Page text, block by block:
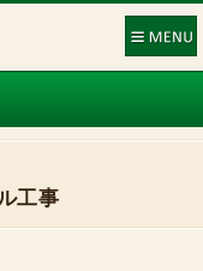
工事